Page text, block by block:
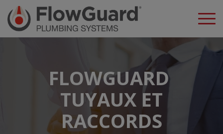
FLOWGUARD
TUYAUX ET
RACCORDS